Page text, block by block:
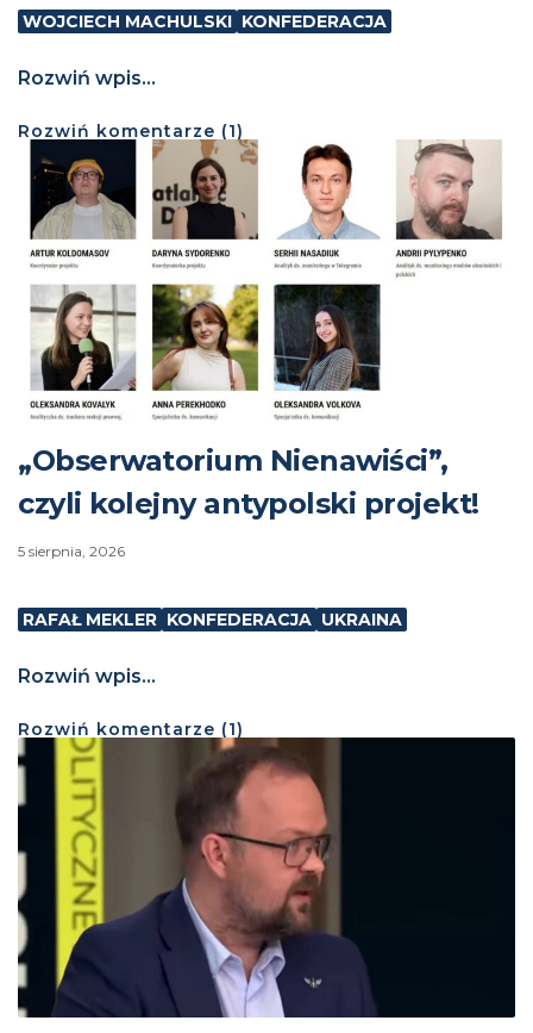
WOJCIECH MACHULSKI KONFEDERACJA
Rozwiń wpis...
Rozwiń komentarze (1)
„Obserwatorium Nienawiści”,
czyli kolejny antypolski projekt!
5 sierpnia, 2026
RAFAŁ MEKLER KONFEDERACJA UKRAINA
Rozwiń wpis...
Rozwiń komentarze (1)